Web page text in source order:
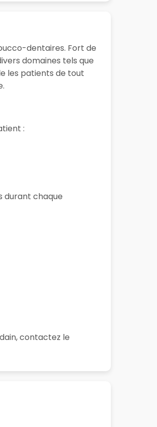
dentaires. Fort de
domaines tels que
les patients de tout
:
durant chaque
contactez le